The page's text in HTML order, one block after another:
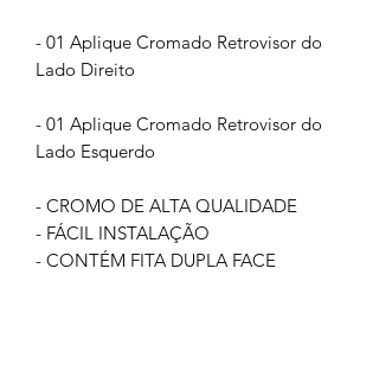
- 01 Aplique Cromado Retrovisor do
Lado Direito
- 01 Aplique Cromado Retrovisor do
Lado Esquerdo
- CROMO DE ALTA QUALIDADE
- FÁCIL INSTALAÇÃO
- CONTÉM FITA DUPLA FACE